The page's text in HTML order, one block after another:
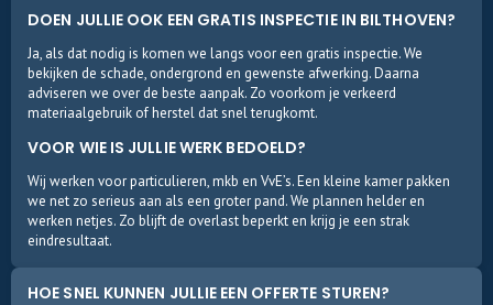
DOEN JULLIE OOK EEN GRATIS INSPECTIE IN BILTHOVEN?
Ja, als dat nodig is komen we langs voor een gratis inspectie. We
bekijken de schade, ondergrond en gewenste afwerking. Daarna
adviseren we over de beste aanpak. Zo voorkom je verkeerd
materiaalgebruik of herstel dat snel terugkomt.
VOOR WIE IS JULLIE WERK BEDOELD?
Wij werken voor particulieren, mkb en VvE’s. Een kleine kamer pakken
we net zo serieus aan als een groter pand. We plannen helder en
werken netjes. Zo blijft de overlast beperkt en krijg je een strak
eindresultaat.
HOE SNEL KUNNEN JULLIE EEN OFFERTE STUREN?